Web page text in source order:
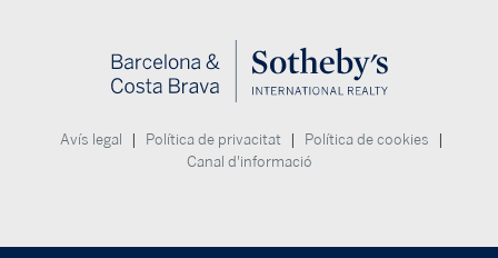
Avís legal Política de privacitat Política de cookies
Canal d'informació